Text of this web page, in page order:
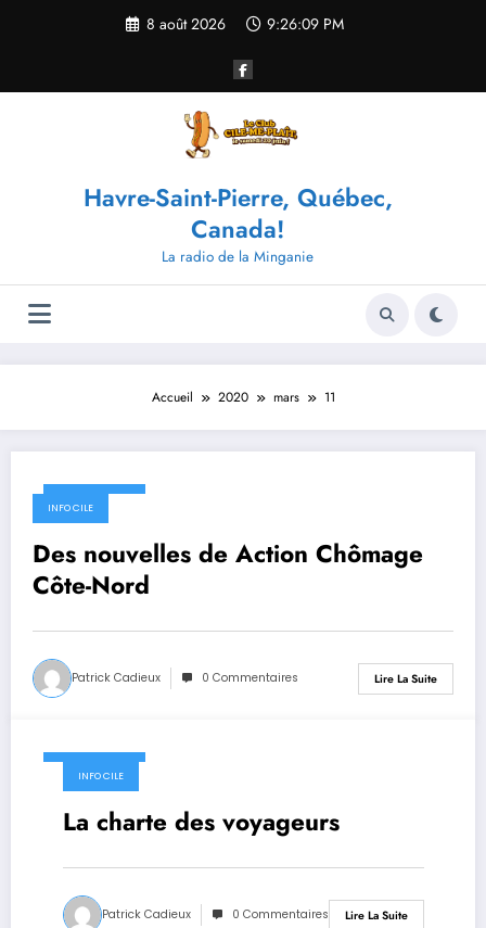
8 août 2026 9:26:10 PM
Havre-Saint-Pierre, Québec,
Canada!
La radio de la Minganie
Accueil 2020 mars 11
11 mars 2020
INFO CILE
Des nouvelles de Action Chômage
Côte-Nord
Patrick Cadieux 0 Commentaires Lire La Suite
11 mars 2020
INFO CILE
La charte des voyageurs
Patrick Cadieux 0 Commentaires Lire La Suite